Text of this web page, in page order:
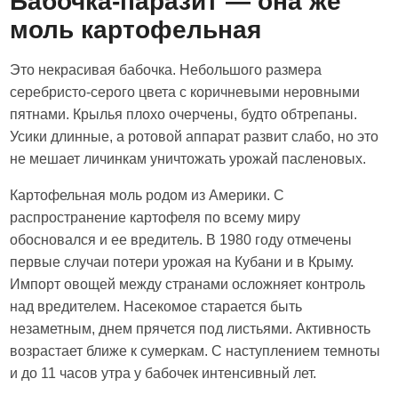
моль картофельная
Это некрасивая бабочка. Небольшого размера
серебристо-серого цвета с коричневыми неровными
пятнами. Крылья плохо очерчены, будто обтрепаны.
Усики длинные, а ротовой аппарат развит слабо, но это
не мешает личинкам уничтожать урожай пасленовых.
Картофельная моль родом из Америки. С
распространение картофеля по всему миру
обосновался и ее вредитель. В 1980 году отмечены
первые случаи потери урожая на Кубани и в Крыму.
Импорт овощей между странами осложняет контроль
над вредителем. Насекомое старается быть
незаметным, днем прячется под листьями. Активность
возрастает ближе к сумеркам. С наступлением темноты
и до 11 часов утра у бабочек интенсивный лет.